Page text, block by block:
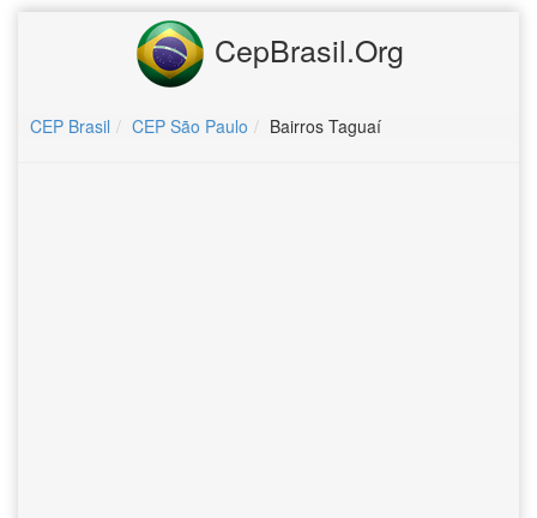
CepBrasil.Org
CEP Brasil CEP São Paulo Bairros Taguaí